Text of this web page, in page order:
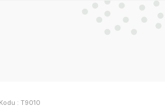
:T9010